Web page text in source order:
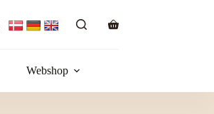
Indkøbskurv
Webshop